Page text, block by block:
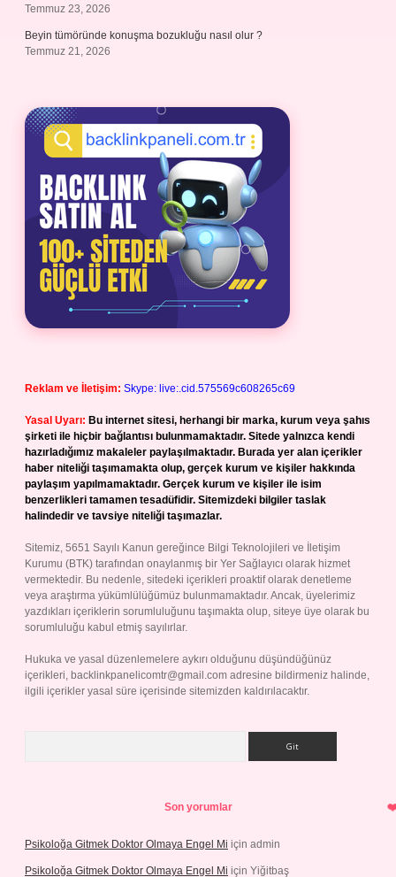
Temmuz 23, 2026
Beyin tümöründe konuşma bozukluğu nasıl olur ?
Temmuz 21, 2026
Reklam ve İletişim: Skype: live:.cid.575569c608265c69
Yasal Uyarı: Bu internet sitesi, herhangi bir marka, kurum veya şahıs
şirketi ile hiçbir bağlantısı bulunmamaktadır. Sitede yalnızca kendi
hazırladığımız makaleler paylaşılmaktadır. Burada yer alan içerikler
haber niteliği taşımamakta olup, gerçek kurum ve kişiler hakkında
paylaşım yapılmamaktadır. Gerçek kurum ve kişiler ile isim
benzerlikleri tamamen tesadüfidir. Sitemizdeki bilgiler taslak
halindedir ve tavsiye niteliği taşımazlar.
Sitemiz, 5651 Sayılı Kanun gereğince Bilgi Teknolojileri ve İletişim
Kurumu (BTK) tarafından onaylanmış bir Yer Sağlayıcı olarak hizmet
vermektedir. Bu nedenle, sitedeki içerikleri proaktif olarak denetleme
veya araştırma yükümlülüğümüz bulunmamaktadır. Ancak, üyelerimiz
yazdıkları içeriklerin sorumluluğunu taşımakta olup, siteye üye olarak bu
sorumluluğu kabul etmiş sayılırlar.
Hukuka ve yasal düzenlemelere aykırı olduğunu düşündüğünüz
içerikleri, backlinkpanelicomtr@gmail.com adresine bildirmeniz halinde,
ilgili içerikler yasal süre içerisinde sitemizden kaldırılacaktır.
Son yorumlar
Psikoloğa Gitmek Doktor Olmaya Engel Mi için admin
Psikoloğa Gitmek Doktor Olmaya Engel Mi için Yiğitbaş